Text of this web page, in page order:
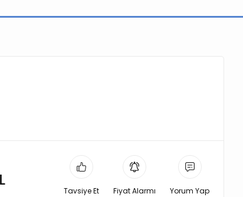
Tavsiye Et Fiyat Alarmı Yorum Yap